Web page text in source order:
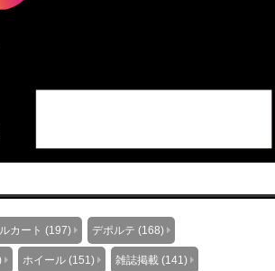
カート (197) デポルテ (168)
ホイール (151) 雑誌掲載 (141)